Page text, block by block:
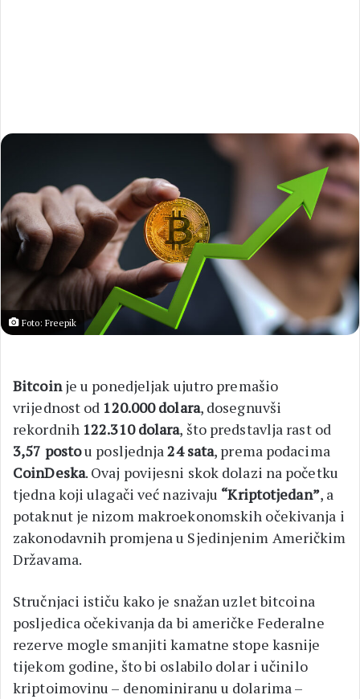
Foto: Freepik
Bitcoinje u ponedjeljak ujutro premašio
vrijednost od 120.000 dolara, dosegnuvši
rekordnih 122.310 dolara, što predstavlja rast od
3,57 postou posljednja24 sata, prema podacima
CoinDeska. Ovaj povijesni skok dolazi na početku
tjedna koji ulagači već nazivaju “Kriptotjedan”, a
potaknut je nizom makroekonomskih očekivanja i
zakonodavnih promjena u Sjedinjenim Američkim
Državama.
Stručnjaci ističu kako je snažan uzlet bitcoina
posljedica očekivanja da bi američke Federalne
rezerve mogle smanjiti kamatne stope kasnije
tijekom godine, što bi oslabilo dolar i učinilo
kriptoimovinu – denominiranu u dolarima –